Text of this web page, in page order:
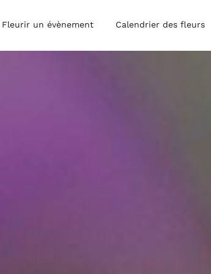
Fleurir un évènement Calendrier des fleurs